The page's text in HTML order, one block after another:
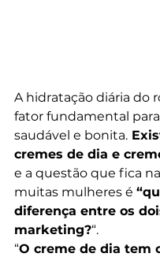
A hidratação diária do
fator fundamental
saudável e bonita.
cremes de dia e
e a questão que fica
muitas mulheres é
diferença entre os
marketing?“.
“O creme de dia tem